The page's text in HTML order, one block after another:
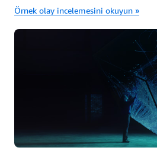
Örnek olay incelemesini okuyun »